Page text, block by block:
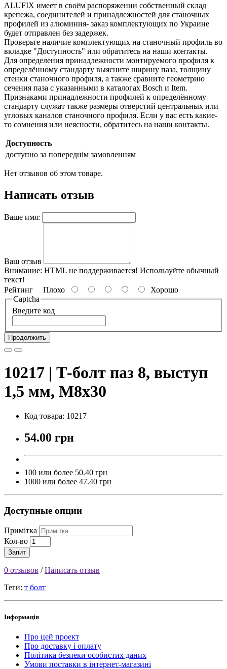
ALUFIX имеет в своём распоряжении собственный склад
крепежа, соединителей и принадлежностей для станочных
профилей из алюминия- заказ комплектующих по Украине
будет отправлен без задержек.
Проверьте наличие комплектующих на станочный профиль во
вкладке "Доступность" или обратитесь на наши контакты.
Для определения принадлежности монтируемого профиля к
определённому стандарту выясните ширину паза, толщину
стенки станочного профиля, а также сравните геометрию
сечения паза с указанными в каталогах Bosch и Item.
Признаками принадлежности профилей к определённому
стандарту служат также размеры отверстий центральных или
угловых каналов станочного профиля. Если у вас есть какие-
то сомнения или неясности, обратитесь на наши контакты.
Доступность
доступно за попереднім замовленням
Нет отзывов об этом товаре.
Написать отзыв
Ваше имя:
Ваш отзыв
Внимание: HTML не поддерживается! Используйте обычный
текст!
Рейтинг Плохо
Хорошо
Captcha
Введите код
Продолжить
10217 | Т-болт паз 8, выступ
1,5 мм, М8х30
Код товара: 10217
54.00 грн
100 или более 50.40 грн
1000 или более 47.40 грн
Доступные опции
Примітка
Кол-во
Запит
0 отзывов /Написать отзыв
Теги: т болт
Інформація
Про цей проект
Про доставку і оплату
Політика безпеки особистих даних
Умови поставки в інтернет-магазині